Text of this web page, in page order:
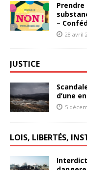
–
28 avril
JUSTICE
d’une
5
LOIS, LIBERTÉS,